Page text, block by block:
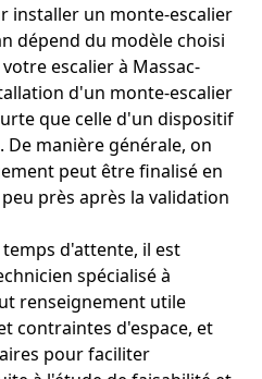
installer un monte-escalier
dépend du modèle choisi
escalier à Massac-
d'un monte-escalier
que celle d'un dispositif
manière générale, on
peut être finalisé en
près après la validation
d'attente, il est
spécialisé à
renseignement utile
contraintes d'espace, et
pour faciliter